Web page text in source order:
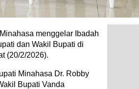
menggelar Ibadah
dan Wakil Bupati di
(20/2/2026).
Minahasa Dr. Robby
Bupati Vanda